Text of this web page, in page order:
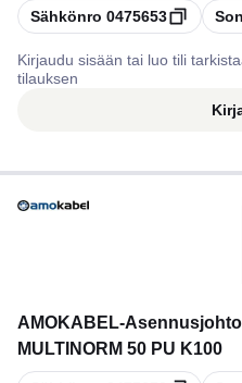
Kopioi
Sähkönro 0475653 Kopioi
Kirjaudu sisään tai luo tili
tilauksen
AMOKABEL-
MULTINORM 50 PU K100